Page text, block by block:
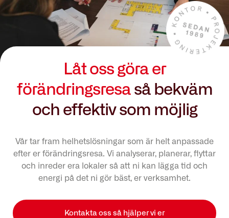
Låt oss göra er
förändringsresa så bekväm
och effektiv som möjlig
Vår tar fram helhetslösningar som är helt anpassade
efter er förändringsresa. Vi analyserar, planerar, flyttar
och inreder era lokaler så att ni kan lägga tid och
energi på det ni gör bäst, er verksamhet.
Kontakta oss så hjälper vi er